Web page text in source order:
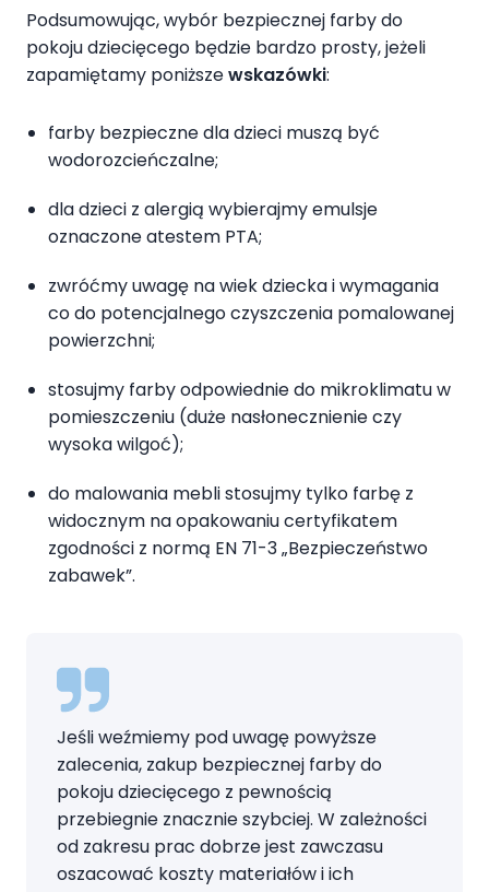
Podsumowując, wybór bezpiecznej farby do
pokoju dziecięcego będzie bardzo prosty, jeżeli
zapamiętamy poniższewskazówki:
farby bezpieczne dla dzieci muszą być
wodorozcieńczalne;
dla dzieci z alergią wybierajmy emulsje
oznaczone atestem PTA;
zwróćmy uwagę na wiek dziecka i wymagania
co do potencjalnego czyszczenia pomalowanej
powierzchni;
stosujmy farby odpowiednie do mikroklimatu w
pomieszczeniu (duże nasłonecznienie czy
wysoka wilgoć);
do malowania mebli stosujmy tylko farbę z
widocznym na opakowaniu certyfikatem
zgodności z normą EN 71-3 „Bezpieczeństwo
zabawek”.
Jeśli weźmiemy pod uwagę powyższe
zalecenia, zakup bezpiecznej farby do
pokoju dziecięcego z pewnością
przebiegnie znacznie szybciej. W zależności
od zakresu prac dobrze jest zawczasu
oszacować koszty materiałów i ich